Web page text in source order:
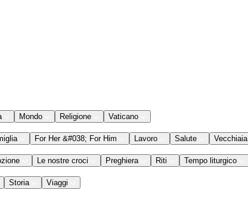
Mondo Religione Vaticano
For Her &#038; For Him Lavoro Salute Vecchiaia
Le nostre croci Preghiera Riti Tempo liturgico
Storia Viaggi